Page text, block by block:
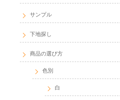
サンプル
下地探し
商品の選び方
色別
白